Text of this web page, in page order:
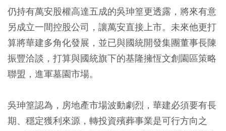
仍持有萬安股權高達五成的吳珅篁更透露，將來有意
另成立一間控股公司，讓萬安直接上市。未來他更打
算將華建多角化發展，並已與國統開發集團董事長陳
振豐洽談，打算與國統旗下的基隆擁恆文創園區策略
聯盟，進軍墓園市場。
吳珅篁認為，房地產市場波動劇烈，華建必須要有長
期、穩定獲利來源，轉投資殯葬事業是可行方向之